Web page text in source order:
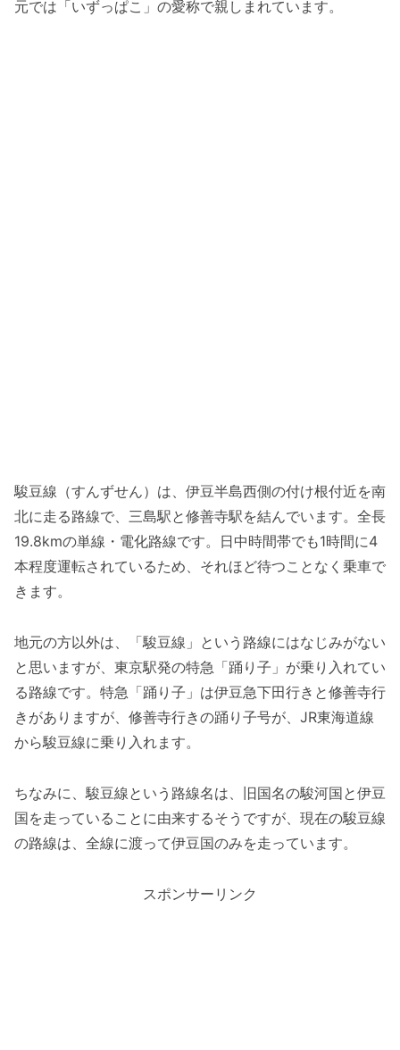
元では「いずっぱこ」の愛称で親しまれています。
駿豆線（すんずせん）は、伊豆半島西側の付け根付近を南
北に走る路線で、三島駅と修善寺駅を結んでいます。全長
19.8kmの単線・電化路線です。日中時間帯でも1時間に4
本程度運転されているため、それほど待つことなく乗車で
きます。
地元の方以外は、「駿豆線」という路線にはなじみがない
と思いますが、東京駅発の特急「踊り子」が乗り入れてい
る路線です。特急「踊り子」は伊豆急下田行きと修善寺行
きがありますが、修善寺行きの踊り子号が、JR東海道線
から駿豆線に乗り入れます。
ちなみに、駿豆線という路線名は、旧国名の駿河国と伊豆
国を走っていることに由来するそうですが、現在の駿豆線
の路線は、全線に渡って伊豆国のみを走っています。
スポンサーリンク